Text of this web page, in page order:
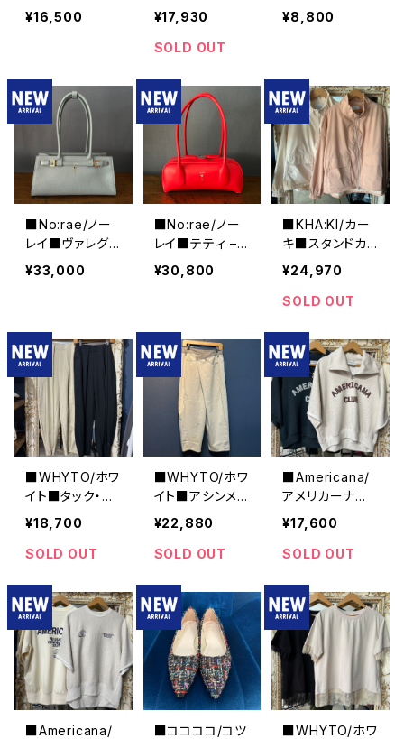
ド・アシンメトリ
ーベスト■WHT
¥16,500
ド・ワイドパンツ
■WHT26HPT
4070
¥17,930
SOLD OUT
リーブ Tシャツ
■WHT26HCS
¥8,800
■No:rae/ノー
レイ■ヴァレグ
ロ■バゲット型
レザーハンドバッ
¥33,000
■No:rae/ノー
レイ■テティ –
■バゲット型レ
ザーハンドバッグ
¥30,800
■KHA:KI/カー
キ■スタンドカラ
ージャケット■M
IL25HJK3232
■
¥24,970
SOLD OUT
■WHYTO/ホワ
イト■タック・バ
レルパンツ■W
HT26HPT406
5
¥18,700
SOLD OUT
■WHYTO/ホワ
イト■アシンメト
リー・タックデニ
ム■WHT26HP
T4068
¥22,880
SOLD OUT
■Americana/
アメリカーナ■
クロップド・ハー
フZIPスウェット
■BRF-801A/2
¥17,600
SOLD OUT
■Americana/
■ココココ/コツ
■WHYTO/ホワ